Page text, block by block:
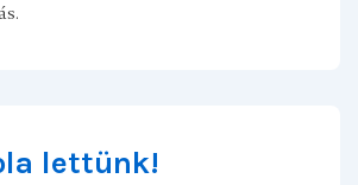
lettünk!